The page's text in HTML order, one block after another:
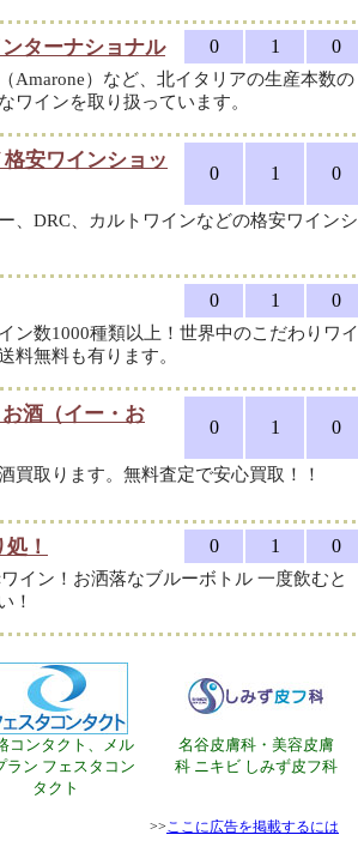
ターナショナル 0 1 0
Amarone）など、北イタリアの生産本数の
ワインを取り扱っています。
安ワインショッ
0 1 0
、DRC、カルトワインなどの格安ワインシ
0 1 0
ン数1000種類以上！世界中のこだわりワイ
料無料も有ります。
酒（イー・お
0 1 0
買取ります。無料査定で安心買取！！
！ 0 1 0
イン！お洒落なブルーボトル 一度飲むと
！
コンタクト、メル
ラン フェスタコン
タクト
名谷皮膚科・美容皮膚
科 ニキビ しみず皮フ科
>>ここに広告を掲載するには